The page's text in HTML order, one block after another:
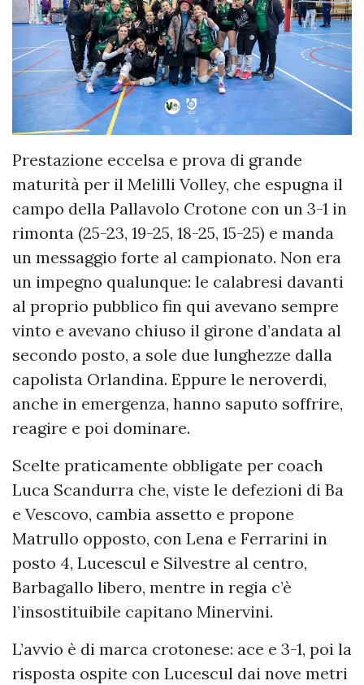
Prestazione eccelsa e prova di grande
maturità per il Melilli Volley, che espugna il
campo della Pallavolo Crotone con un 3-1 in
rimonta (25-23, 19-25, 18-25, 15-25) e manda
un messaggio forte al campionato. Non era
un impegno qualunque: le calabresi davanti
al proprio pubblico fin qui avevano sempre
vinto e avevano chiuso il girone d’andata al
secondo posto, a sole due lunghezze dalla
capolista Orlandina. Eppure le neroverdi,
anche in emergenza, hanno saputo soffrire,
reagire e poi dominare.
Scelte praticamente obbligate per coach
Luca Scandurra che, viste le defezioni di Ba
e Vescovo, cambia assetto e propone
Matrullo opposto, con Lena e Ferrarini in
posto 4, Lucescul e Silvestre al centro,
Barbagallo libero, mentre in regia c’è
l’insostituibile capitano Minervini.
L’avvio è di marca crotonese: ace e 3-1, poi la
risposta ospite con Lucescul dai nove metri